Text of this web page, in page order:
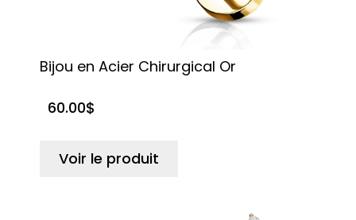
Bijou en Acier Chirurgical Or
60.00$
Voir le produit